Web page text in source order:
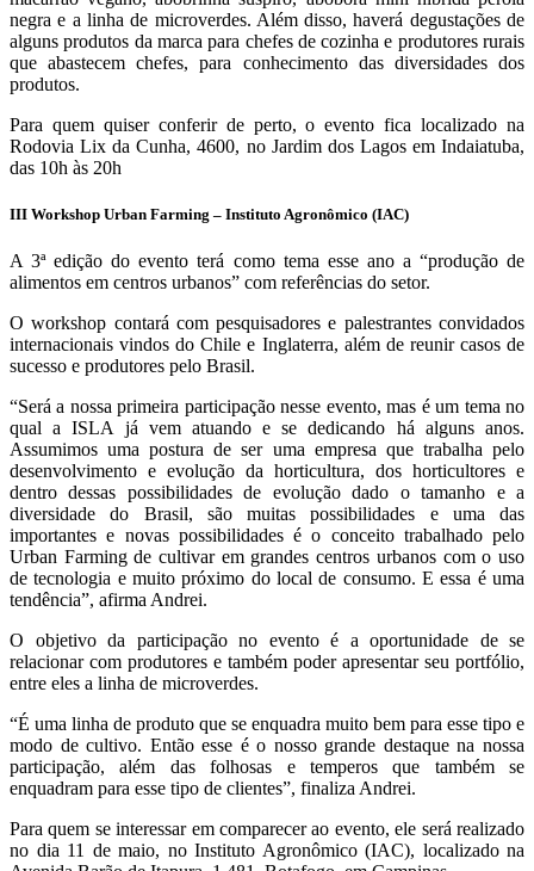
negra e a linha de microverdes. Além disso, haverá degustações de
alguns produtos da marca para chefes de cozinha e produtores rurais
que abastecem chefes, para conhecimento das diversidades dos
produtos.
Para quem quiser conferir de perto, o evento fica localizado na
Rodovia Lix da Cunha, 4600, no Jardim dos Lagos em Indaiatuba,
das 10h às 20h
III Workshop Urban Farming – Instituto Agronômico (IAC)
A 3ª edição do evento terá como tema esse ano a “produção de
alimentos em centros urbanos” com referências do setor.
O workshop contará com pesquisadores e palestrantes convidados
internacionais vindos do Chile e Inglaterra, além de reunir casos de
sucesso e produtores pelo Brasil.
“Será a nossa primeira participação nesse evento, mas é um tema no
qual a ISLA já vem atuando e se dedicando há alguns anos.
Assumimos uma postura de ser uma empresa que trabalha pelo
desenvolvimento e evolução da horticultura, dos horticultores e
dentro dessas possibilidades de evolução dado o tamanho e a
diversidade do Brasil, são muitas possibilidades e uma das
importantes e novas possibilidades é o conceito trabalhado pelo
Urban Farming de cultivar em grandes centros urbanos com o uso
de tecnologia e muito próximo do local de consumo. E essa é uma
tendência”, afirma Andrei.
O objetivo da participação no evento é a oportunidade de se
relacionar com produtores e também poder apresentar seu portfólio,
entre eles a linha de microverdes.
“É uma linha de produto que se enquadra muito bem para esse tipo e
modo de cultivo. Então esse é o nosso grande destaque na nossa
participação, além das folhosas e temperos que também se
enquadram para esse tipo de clientes”, finaliza Andrei.
Para quem se interessar em comparecer ao evento, ele será realizado
no dia 11 de maio, no Instituto Agronômico (IAC), localizado na